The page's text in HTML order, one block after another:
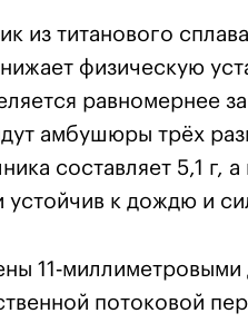
из титанового
физическую
равномернее
амбушюры трёх
составляет 5,1 г,
к дождю и
потоковой